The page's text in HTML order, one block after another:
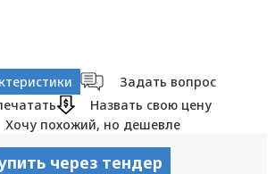
Задать вопрос
Назвать свою цену
Хочу похожий, но дешевле
через тендер